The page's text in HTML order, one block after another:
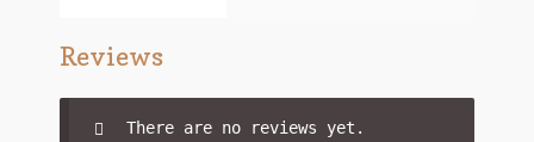
Reviews
There are no reviews yet.